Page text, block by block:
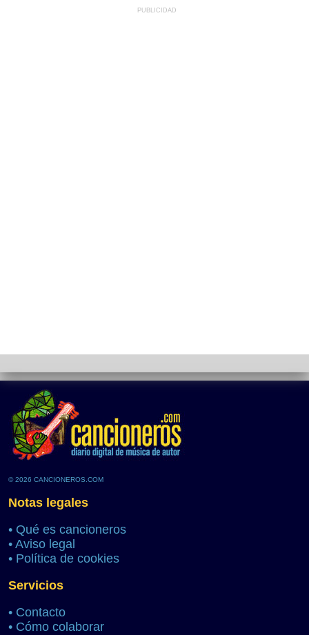
PUBLICIDAD
© 2026 CANCIONEROS.COM
Notas legales
• Qué es cancioneros
• Aviso legal
• Política de cookies
Servicios
• Contacto
• Cómo colaborar